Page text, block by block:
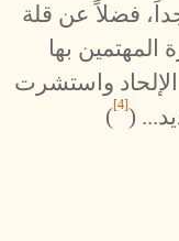
فضلاً عن قلة
المهتمين بها
واستشرت
(
[4]
)